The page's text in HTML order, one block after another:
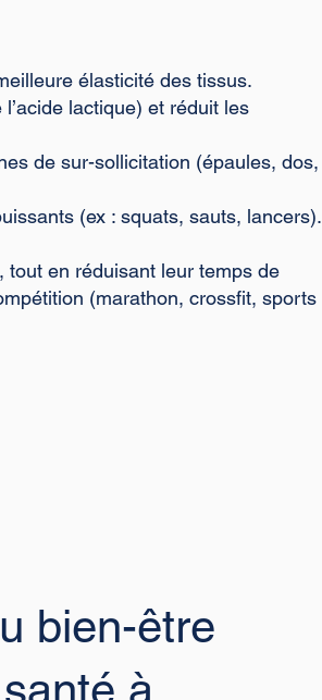
élasticité des tissus.
lactique) et réduit les
de sur-sollicitation (épaules, dos,
(ex : squats, sauts, lancers).
tout en réduisant leur temps de
(marathon, crossfit, sports
bien-être
à